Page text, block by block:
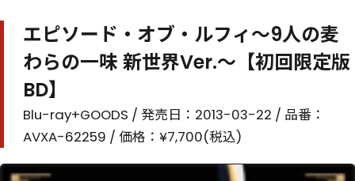
エピソード・オブ・ルフィ～9人の麦
わらの一味 新世界Ver.～【初回限定版
BD】
Blu-ray+GOODS / 発売日：2013-03-22 / 品番：
AVXA-62259 / 価格：¥7,700(税込)